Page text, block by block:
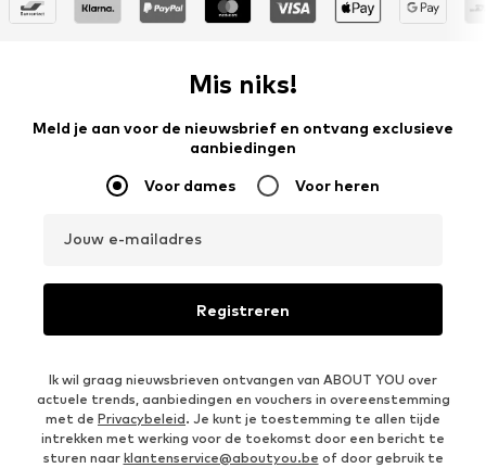
Mis niks!
Meld je aan voor de nieuwsbrief en ontvang exclusieve
aanbiedingen
Voor dames Voor heren
Jouw e-mailadres
Registreren
Ik wil graag nieuwsbrieven ontvangen van ABOUT YOU over
actuele trends, aanbiedingen en vouchers in overeenstemming
met de Privacybeleid. Je kunt je toestemming te allen tijde
intrekken met werking voor de toekomst door een bericht te
sturen naar klantenservice@aboutyou.be of door gebruik te